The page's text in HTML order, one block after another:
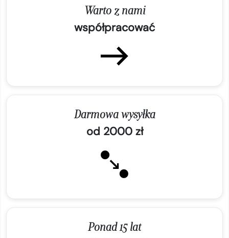
Warto z nami
współpracować
Darmowa wysyłka
od 2000 zł
Ponad 15 lat